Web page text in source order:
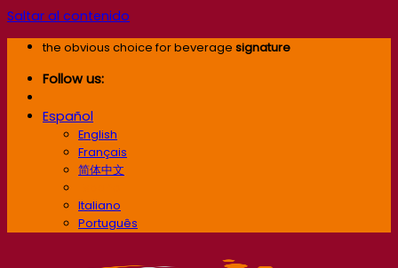
Saltar al contenido
the obvious choice for beverage signature
Follow us:
Español
English
Français
简体中文
Italiano
Português